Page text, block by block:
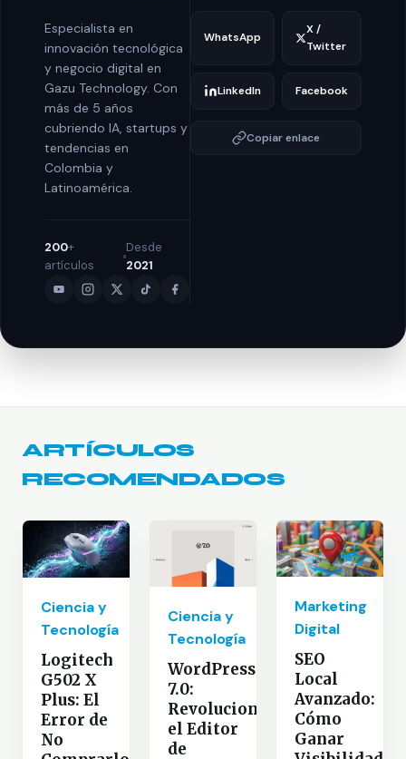
Especialista en
innovación tecnológica
y negocio digital en
Gazu Technology. Con
más de 5 años
cubriendo IA, startups y
tendencias en
Colombia y
Latinoamérica.
200+
artículos
Desde
2021
WhatsApp
X /
Twitter
LinkedIn Facebook
Copiar enlace
ARTÍCULOS
RECOMENDADOS
Ciencia y
Tecnología
Logitech
G502 X
Plus: El
Error de
No
Ciencia y
Tecnología
WordPress
7.0:
Revoluciona
el Editor
de
Marketing
Digital
SEO
Local
Avanzado:
Cómo
Ganar